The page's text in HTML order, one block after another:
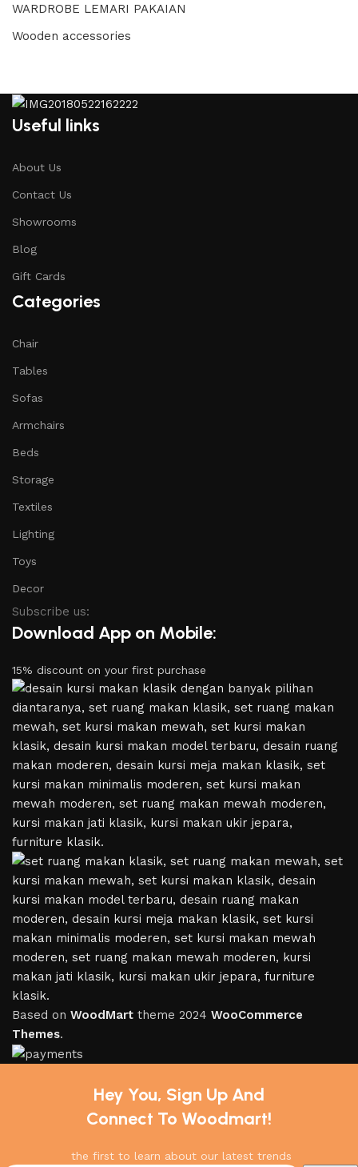
WARDROBE LEMARI PAKAIAN
Wooden accessories
Useful links
About Us
Contact Us
Showrooms
Blog
Gift Cards
Categories
Chair
Tables
Sofas
Armchairs
Beds
Storage
Textiles
Lighting
Toys
Decor
Subscribe us:
Download App on Mobile:
15% discount on your first purchase
Based on WoodMart theme 2024 WooCommerce
Themes.
Hey You, Sign Up And
Connect To Woodmart!
the first to learn about our latest trends